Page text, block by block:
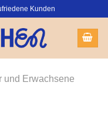
Kunden
und Erwachsene